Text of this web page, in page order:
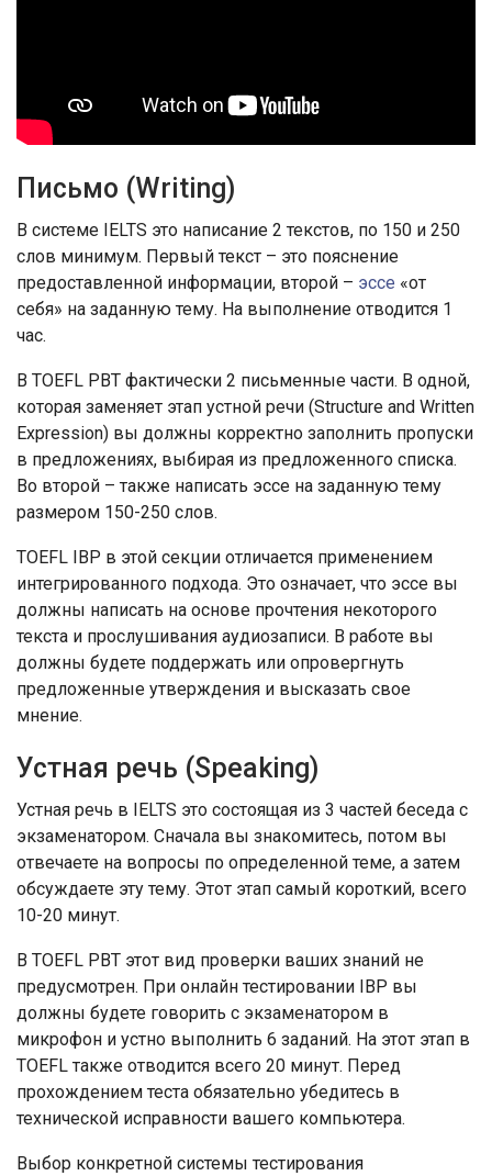
Письмо (Writing)
В системе IELTS это написание 2 текстов, по 150 и 250
слов минимум. Первый текст – это пояснение
предоставленной информации, второй – эссе «от
себя» на заданную тему. На выполнение отводится 1
час.
В TOEFL PBT фактически 2 письменные части. В одной,
которая заменяет этап устной речи (Structure and Written
Expression) вы должны корректно заполнить пропуски
в предложениях, выбирая из предложенного списка.
Во второй – также написать эссе на заданную тему
размером 150-250 слов.
TOEFL IBP в этой секции отличается применением
интегрированного подхода. Это означает, что эссе вы
должны написать на основе прочтения некоторого
текста и прослушивания аудиозаписи. В работе вы
должны будете поддержать или опровергнуть
предложенные утверждения и высказать свое
мнение.
Устная речь (Speaking)
Устная речь в IELTS это состоящая из 3 частей беседа с
экзаменатором. Сначала вы знакомитесь, потом вы
отвечаете на вопросы по определенной теме, а затем
обсуждаете эту тему. Этот этап самый короткий, всего
10-20 минут.
В TOEFL PBT этот вид проверки ваших знаний не
предусмотрен. При онлайн тестировании IBP вы
должны будете говорить с экзаменатором в
микрофон и устно выполнить 6 заданий. На этот этап в
TOEFL также отводится всего 20 минут. Перед
прохождением теста обязательно убедитесь в
технической исправности вашего компьютера.
Выбор конкретной системы тестирования